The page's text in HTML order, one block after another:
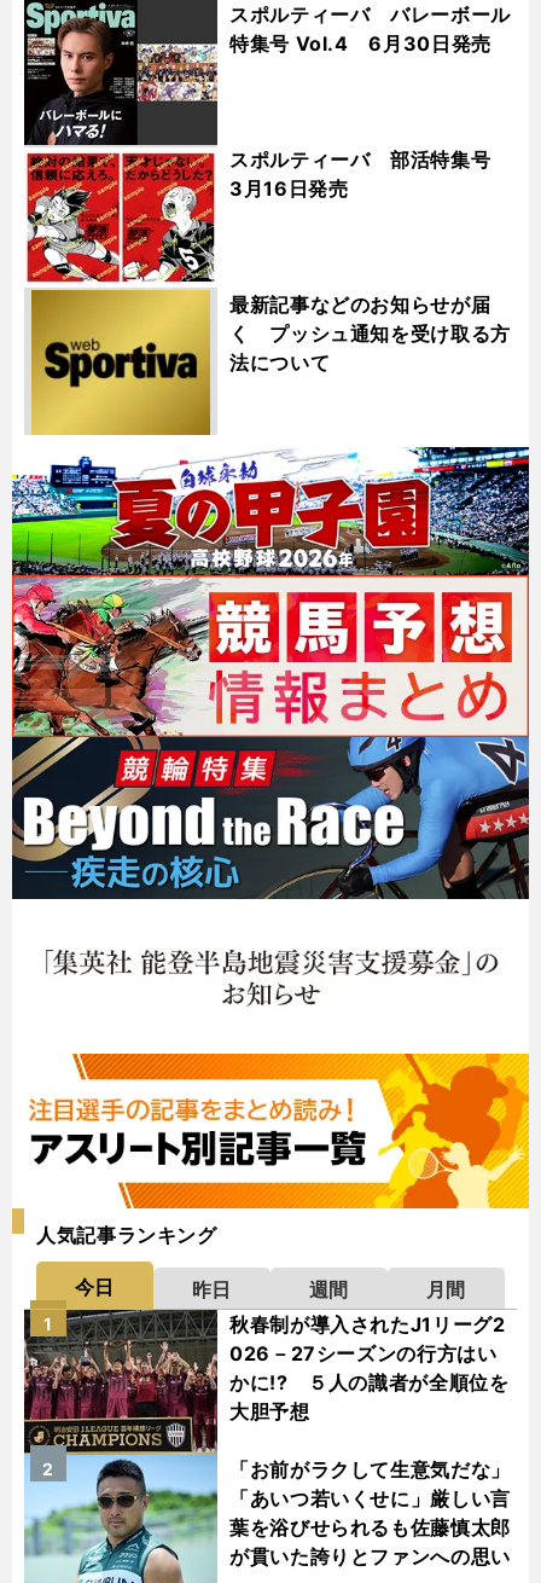
スポルティーバ バレーボール
特集号 Vol.4 6月30日発売
スポルティーバ 部活特集号
3月16日発売
最新記事などのお知らせが届
く プッシュ通知を受け取る方
法について
人気記事ランキング
今日 昨日 週間
月間
秋春制が導入されたJ1リーグ2
026－27シーズンの行方はい
かに!? ５人の識者が全順位を
大胆予想
1
「お前がラクして生意気だな」
「あいつ若いくせに」厳しい言
葉を浴びせられるも佐藤慎太郎
が貫いた誇りとファンへの思い
2